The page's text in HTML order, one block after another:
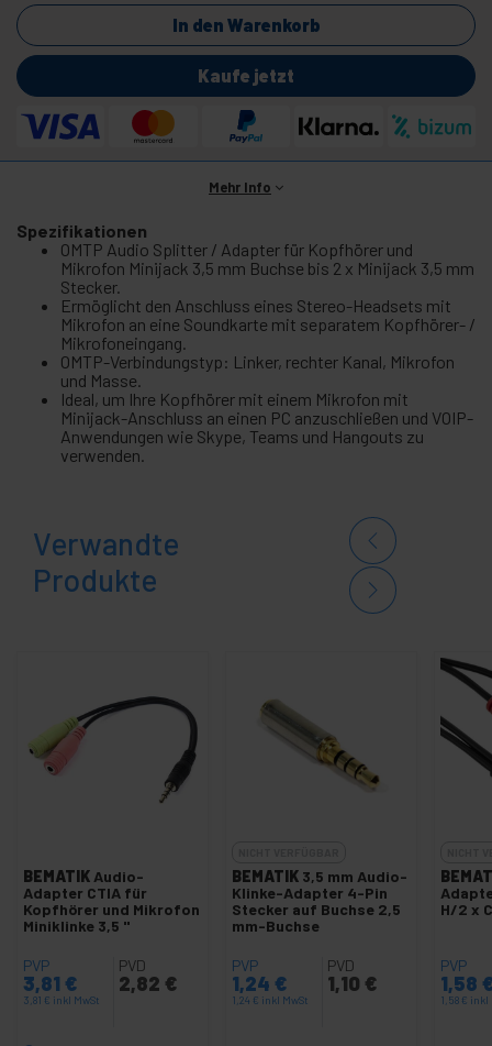
In den Warenkorb
Kaufe jetzt
Mehr Info
Spezifikationen
OMTP Audio Splitter / Adapter für Kopfhörer und
Mikrofon Minijack 3,5 mm Buchse bis 2 x Minijack 3,5 mm
Stecker.
Ermöglicht den Anschluss eines Stereo-Headsets mit
Mikrofon an eine Soundkarte mit separatem Kopfhörer- /
Mikrofoneingang.
OMTP-Verbindungstyp: Linker, rechter Kanal, Mikrofon
und Masse.
Ideal, um Ihre Kopfhörer mit einem Mikrofon mit
Minijack-Anschluss an einen PC anzuschließen und VOIP-
Anwendungen wie Skype, Teams und Hangouts zu
verwenden.
Verwandte
Produkte
BEMATIK Audio-
Adapter CTIA für
Kopfhörer und Mikrofon
Miniklinke 3,5 "
PVP
3,81 €
3,81 € inkl MwSt
PVD
2,82 €
BEMATIK 3,5 mm Audio-
Klinke-Adapter 4-Pin
Stecker auf Buchse 2,5
mm-Buchse
PVP
1,24 €
1,24 € inkl MwSt
PVD
1,10 €
H/2 x
PVP
1,58
1,58 € inkl